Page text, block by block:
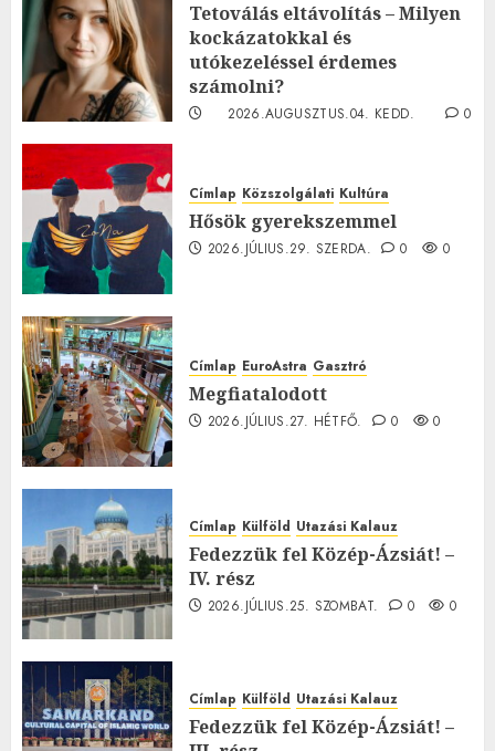
Tetoválás eltávolítás – Milyen
kockázatokkal és
utókezeléssel érdemes
számolni?
2026.AUGUSZTUS.04. KEDD.
0
Címlap Közszolgálati Kultúra
Hősök gyerekszemmel
2026.JÚLIUS.29. SZERDA. 0 0
Címlap EuroAstra Gasztró
Megfiatalodott
2026.JÚLIUS.27. HÉTFŐ. 0 0
Címlap Külföld Utazási Kalauz
Fedezzük fel Közép-Ázsiát! –
IV. rész
2026.JÚLIUS.25. SZOMBAT. 0 0
Címlap Külföld Utazási Kalauz
Fedezzük fel Közép-Ázsiát! –